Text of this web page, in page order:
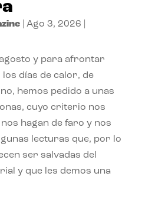
| Ago 3, 2026
y para afrontar
días de calor, de
hemos pedido a unas
cuyo criterio nos
hagan de faro y nos
lecturas que, por lo
ser salvadas del
y que les demos una